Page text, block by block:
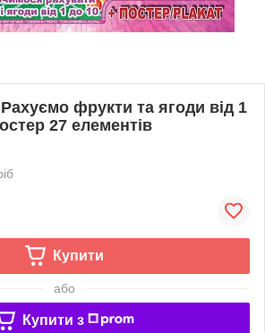
фрукти та ягоди від 1
27 елементів
Купити
або
Купити з